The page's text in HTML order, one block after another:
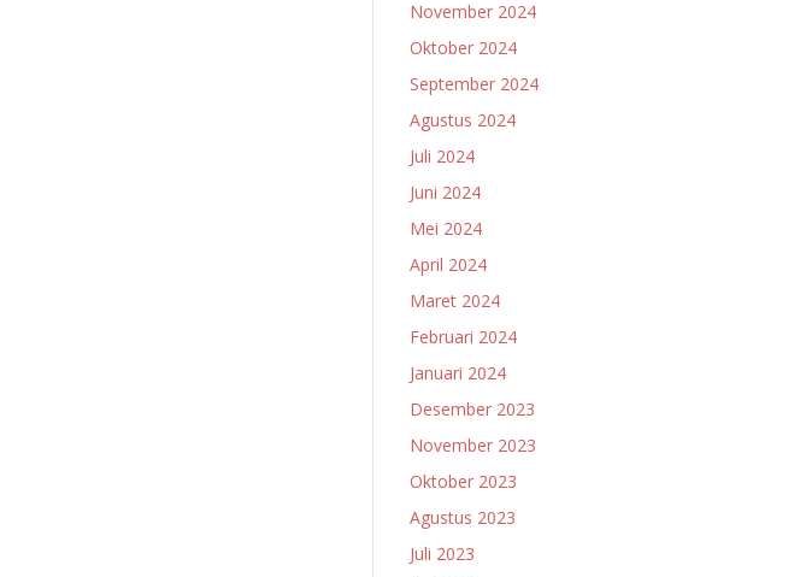
November 2024
Oktober 2024
September 2024
Agustus 2024
Juli 2024
Juni 2024
Mei 2024
April 2024
Maret 2024
Februari 2024
Januari 2024
Desember 2023
November 2023
Oktober 2023
Agustus 2023
Juli 2023